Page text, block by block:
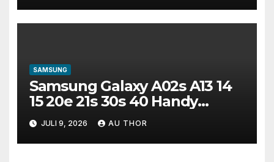
SAMSUNG
Samsung Galaxy A02s A13 14
15 20e 21s 30s 40 Handy
Simfree Mobilteil A+
JULI 9, 2026 AU THOR